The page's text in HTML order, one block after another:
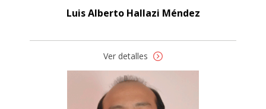
Luis Alberto Hallazi Méndez
Ver detalles